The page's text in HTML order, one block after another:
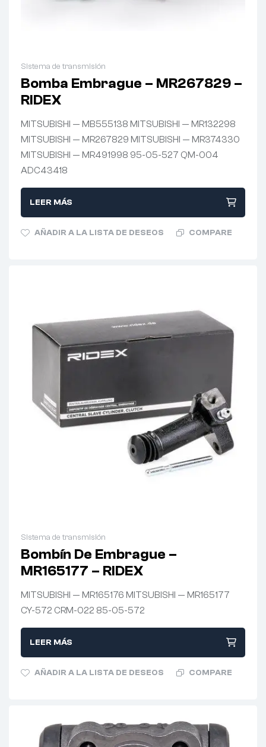
Sistema de transmisión
Bomba Embrague – MR267829 –
RIDEX
MITSUBISHI — MB555138 MITSUBISHI — MR132298
MITSUBISHI — MR267829 MITSUBISHI — MR374330
MITSUBISHI — MR491998 95-05-527 QM-004
ADC43418
LEER MÁS
AÑADIR A LA LISTA DE DESEOS COMPARE
Sistema de transmisión
Bombín De Embrague –
MR165177 – RIDEX
MITSUBISHI — MR165176 MITSUBISHI — MR165177
CY-572 CRM-022 85-05-572
LEER MÁS
AÑADIR A LA LISTA DE DESEOS COMPARE